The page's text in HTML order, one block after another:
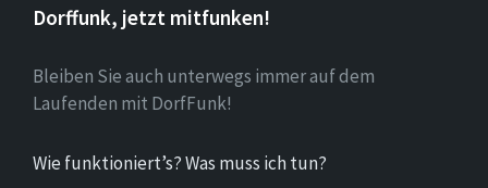
Dorffunk, jetzt mitfunken!
Bleiben Sie auch unterwegs immer auf dem
Laufenden mit DorfFunk!
Wie funktioniert’s? Was muss ich tun?